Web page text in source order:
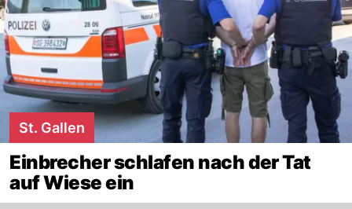
St. Gallen
Einbrecher schlafen nach der Tat
auf Wiese ein